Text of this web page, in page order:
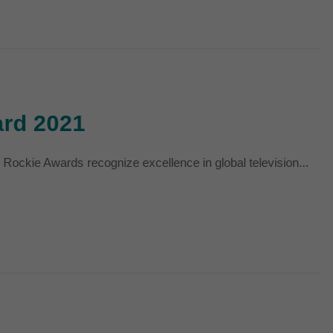
2021
Awards recognize excellence in global television...